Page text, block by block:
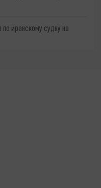
иранскому судну на